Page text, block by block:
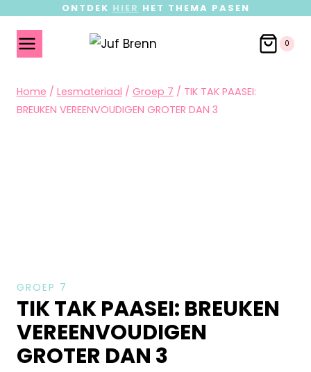
ONTDEK HIER HET THEMA PASEN
0
Home / Lesmateriaal / Groep 7 / TIK TAK PAASEI:
BREUKEN VEREENVOUDIGEN GROTER DAN 3
GROEP 7
TIK TAK PAASEI: BREUKEN
VEREENVOUDIGEN
GROTER DAN 3